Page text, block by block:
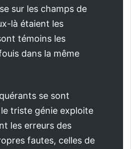
sur les champs de
là étaient les
témoins les
dans la même
se sont
triste génie exploite
les erreurs des
fautes, celles de